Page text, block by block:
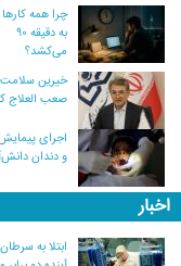
چرا همه کارها
به دقیقه ۹۰
می‌کشد؟
خیرین سلامت
صعب العلاج
اجرای
و دندان
اخبار